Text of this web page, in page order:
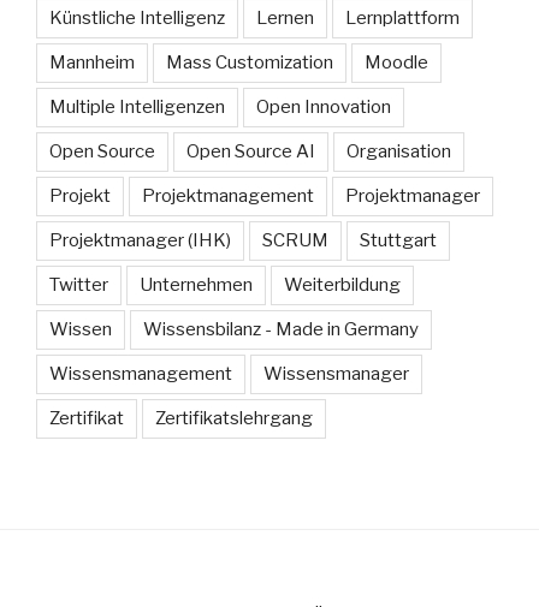
Künstliche Intelligenz Lernen Lernplattform
Mannheim Mass Customization Moodle
Multiple Intelligenzen Open Innovation
Open Source Open Source AI Organisation
Projekt Projektmanagement Projektmanager
Projektmanager (IHK) SCRUM Stuttgart
Twitter Unternehmen Weiterbildung
Wissen Wissensbilanz - Made in Germany
Wissensmanagement Wissensmanager
Zertifikat Zertifikatslehrgang